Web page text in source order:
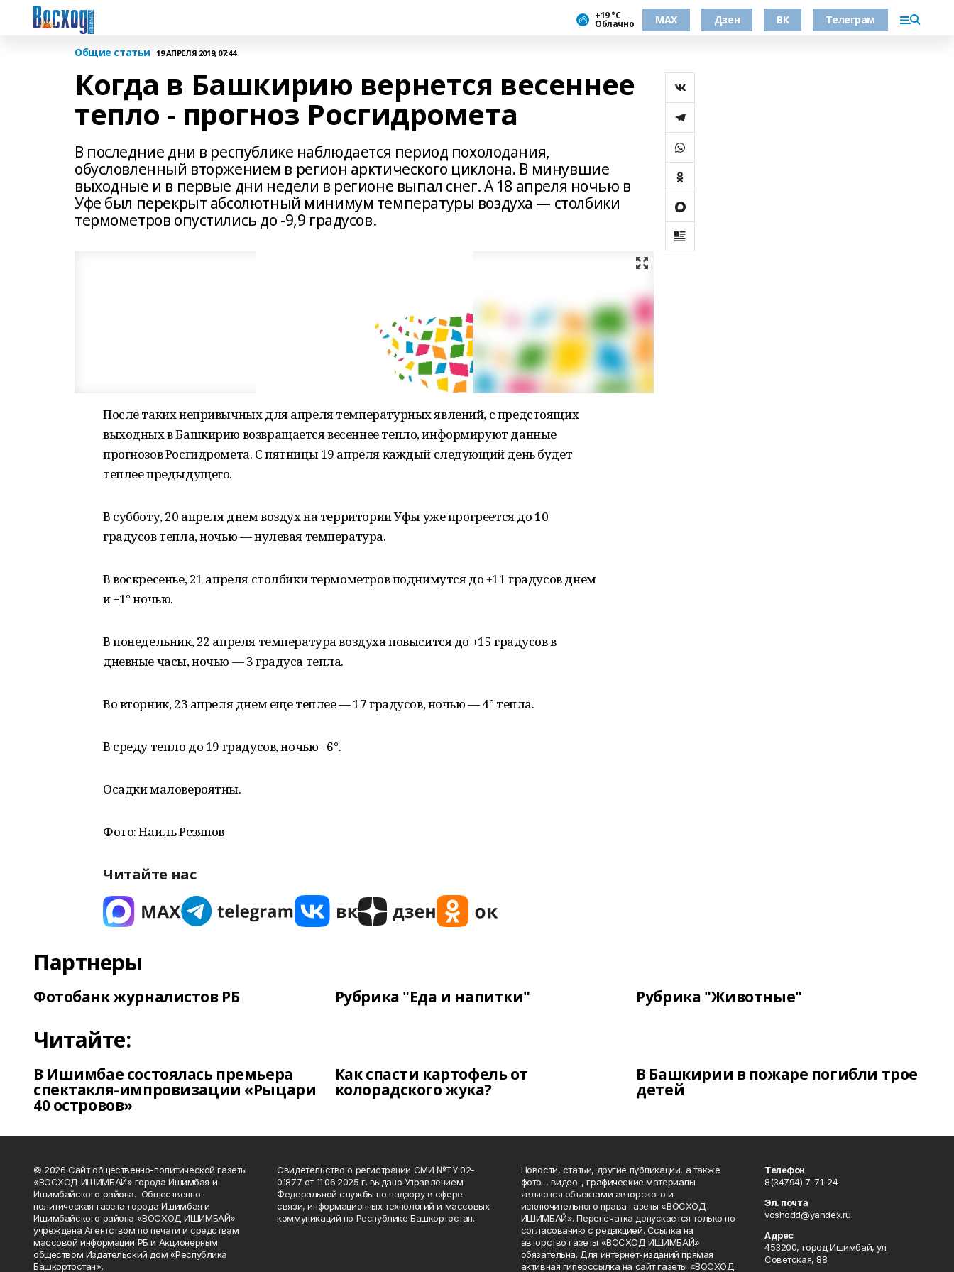
+19 °С
Облачно МАХ Дзен ВК Телеграм
Общие статьи 19 АПРЕЛЯ 2019, 07:44
Когда в Башкирию вернется весеннее
тепло - прогноз Росгидромета
В последние дни в республике наблюдается период похолодания,
обусловленный вторжением в регион арктического циклона. В минувшие
выходные и в первые дни недели в регионе выпал снег. А 18 апреля ночью в
Уфе был перекрыт абсолютный минимум температуры воздуха — столбики
термометров опустились до -9,9 градусов.
После таких непривычных для апреля температурных явлений, с предстоящих
выходных в Башкирию возвращается весеннее тепло, информируют данные
прогнозов Росгидромета. С пятницы 19 апреля каждый следующий день будет
теплее предыдущего.
В субботу, 20 апреля днем воздух на территории Уфы уже прогреется до 10
градусов тепла, ночью — нулевая температура.
В воскресенье, 21 апреля столбики термометров поднимутся до +11 градусов днем
и +1° ночью.
В понедельник, 22 апреля температура воздуха повысится до +15 градусов в
дневные часы, ночью — 3 градуса тепла.
Во вторник, 23 апреля днем еще теплее — 17 градусов, ночью — 4° тепла.
В среду тепло до 19 градусов, ночью +6°.
Осадки маловероятны.
Фото: Наиль Резяпов
Читайте нас
Партнеры
Фотобанк журналистов РБ Рубрика "Еда и напитки" Рубрика "Животные"
Читайте:
В Ишимбае состоялась премьера
спектакля-импровизации «Рыцари
40 островов»
Как спасти картофель от
колорадского жука?
В Башкирии в пожаре погибли трое
детей
© 2026 Сайт общественно-политической газеты
«ВОСХОД ИШИМБАЙ» города Ишимбая и
Ишимбайского района. Общественно-
политическая газета города Ишимбая и
Ишимбайского района «ВОСХОД ИШИМБАЙ»
учреждена Агентством по печати и средствам
массовой информации РБ и Акционерным
обществом Издательский дом «Республика
Башкортостан».
Свидетельство о регистрации СМИ №ТУ 02-
01877 от 11.06.2025 г. выдано Управлением
Федеральной службы по надзору в сфере
связи, информационных технологий и массовых
коммуникаций по Республике Башкортостан.
Новости, статьи, другие публикации, а также
фото-, видео-, графические материалы
являются объектами авторского и
исключительного права газеты «ВОСХОД
ИШИМБАЙ». Перепечатка допускается только по
согласованию с редакцией. Ссылка на
авторство газеты «ВОСХОД ИШИМБАЙ»
обязательна. Для интернет-изданий прямая
активная гиперссылка на сайт газеты «ВОСХОД
Телефон
8(34794) 7-71-24
Эл. почта
voshodd@yandex.ru
Адрес
453200, город Ишимбай, ул.
Советская, 88